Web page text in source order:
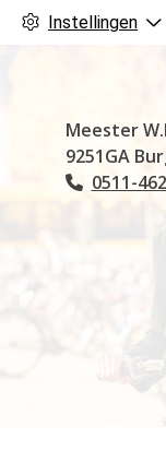
Instellingen
Meester
9251GA
Tel:
0511-